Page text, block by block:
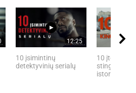
12:25
10 įsimintinų
detektyvinių serialų
10 įtemptų,
stingdančių
istorijų